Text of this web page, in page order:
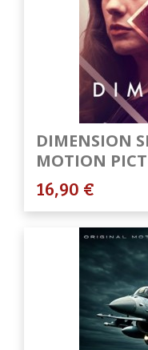
DIMENSION
MOTION
16,90 €